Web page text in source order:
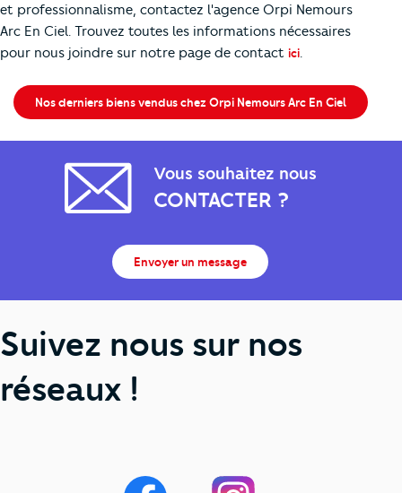
et professionnalisme, contactez l'agence Orpi Nemours
Arc En Ciel. Trouvez toutes les informations nécessaires
pour nous joindre sur notre page de contact ici
Nos derniers biens vendus chez Orpi Nemours Arc En Ciel
Vous souhaitez nous
CONTACTER ?
Envoyer un message
Suivez nous sur nos
réseaux !